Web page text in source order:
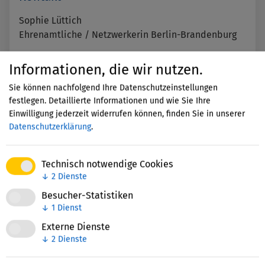
Informationen, die wir nutzen.
Sie können nachfolgend Ihre Datenschutzeinstellungen
festlegen. Detaillierte Informationen und wie Sie Ihre
Einwilligung jederzeit widerrufen können, finden Sie in unserer
Datenschutzerklärung.
Technisch notwendige Cookies
↓ 2 Dienste
Besucher-Statistiken
↓ 1 Dienst
Externe Dienste
↓ 2 Dienste
Sophie Lüttich
Ehrenamtliche / Netzwerkerin Berlin-Brandenburg
https://www.digitalschoolstory.de
Instagram
LinkedIn
Standort
DigitalSchoolStory gGmbH
Frankfurter Tor 9
10243 Berlin
Deutschland
Auf Karte anzeigen